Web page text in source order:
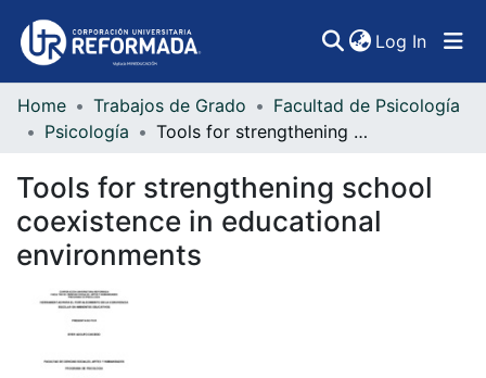
Log In
Communities & Collections
Statistics
Home Trabajos de Grado
Facultad de Psicología
Psicología
Tools for strengthening school coexistence in educational environments
Tools for strengthening school
coexistence in educational
environments